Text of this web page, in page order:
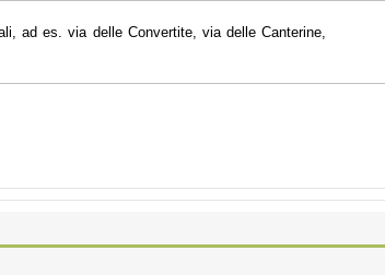
ad es. via delle Convertite, via delle Canterine,